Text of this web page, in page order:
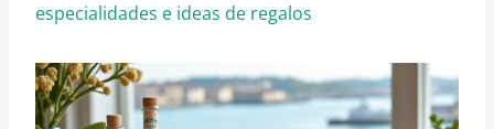
especialidades e ideas de regalos